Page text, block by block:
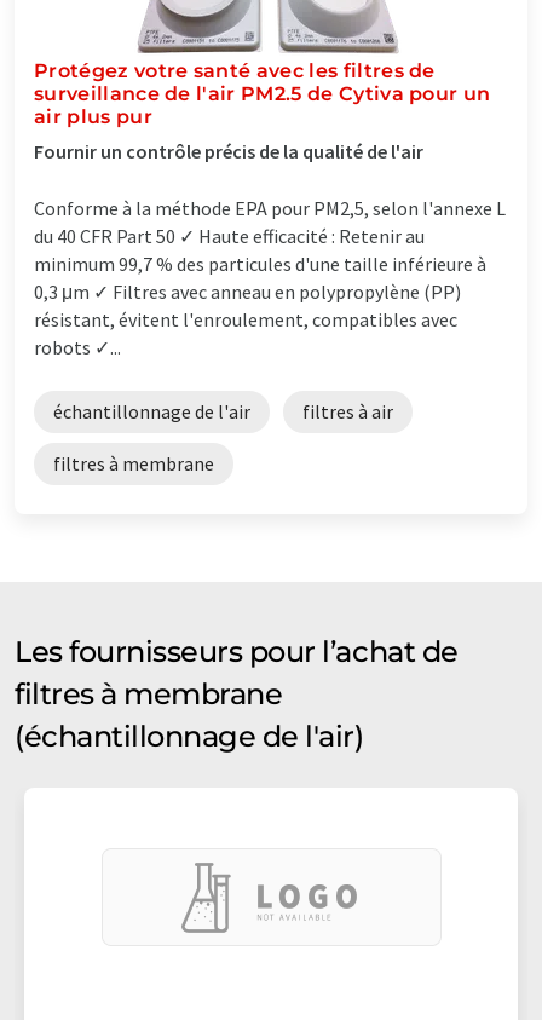
Protégez votre santé avec les filtres de
surveillance de l'air PM2.5 de Cytiva pour un
air plus pur
Fournir un contrôle précis de la qualité de l'air
Conforme à la méthode EPA pour PM2,5, selon l'annexe L
du 40 CFR Part 50 ✓ Haute efficacité : Retenir au
minimum 99,7 % des particules d'une taille inférieure à
0,3 μm ✓ Filtres avec anneau en polypropylène (PP)
résistant, évitent l'enroulement, compatibles avec
robots ✓...
échantillonnage de l'air filtres à air
filtres à membrane
Les fournisseurs pour l’achat de
filtres à membrane
(échantillonnage de l'air)